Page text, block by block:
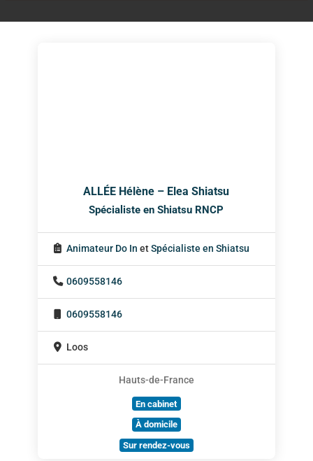
ALLÉE Hélène – Elea Shiatsu
Spécialiste en Shiatsu RNCP
Animateur Do In etSpécialiste en Shiatsu
0609558146
0609558146
Loos
Hauts-de-France
En cabinet
À domicile
Sur rendez-vous